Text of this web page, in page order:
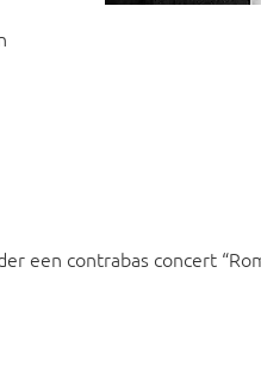
een contrabas concert